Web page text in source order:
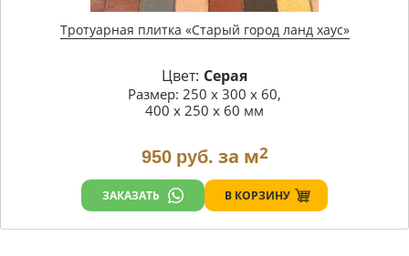
Тротуарная плитка «Старый город ланд хаус»
Цвет: Серая
Размер: 250 х 300 х 60,
400 х 250 х 60 мм
950 руб. за м2
ЗАКАЗАТЬ В КОРЗИНУ